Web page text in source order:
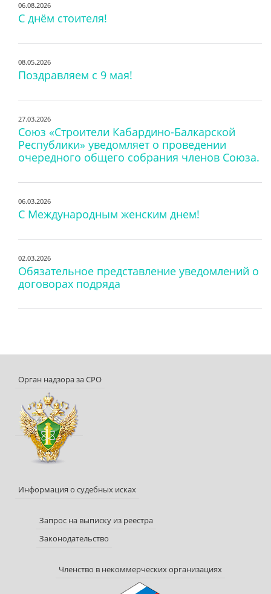
06.08.2026
С днём стоителя!
08.05.2026
Поздравляем с 9 мая!
27.03.2026
Союз «Строители Кабардино-Балкарской
Республики» уведомляет о проведении
очередного общего собрания членов Союза.
06.03.2026
С Международным женским днем!
02.03.2026
Обязательное представление уведомлений о
договорах подряда
Орган надзора за СРО
Информация о судебных исках
Запрос на выписку из реестра
Законодательство
Членство в некоммерческих организациях